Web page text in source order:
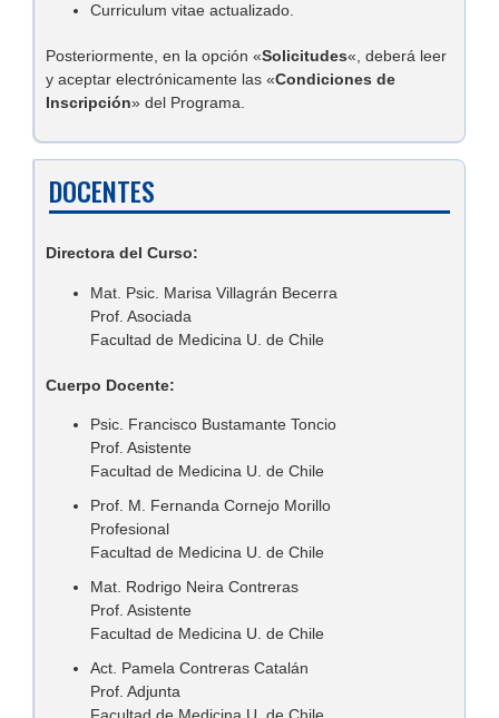
Curriculum vitae actualizado.
Posteriormente, en la opción «Solicitudes«, deberá leer
y aceptar electrónicamente las «Condiciones de
Inscripción» del Programa.
DOCENTES
Directora del Curso:
Mat. Psic. Marisa Villagrán Becerra
Prof. Asociada
Facultad de Medicina U. de Chile
Cuerpo Docente:
Psic. Francisco Bustamante Toncio
Prof. Asistente
Facultad de Medicina U. de Chile
Prof. M. Fernanda Cornejo Morillo
Profesional
Facultad de Medicina U. de Chile
Mat. Rodrigo Neira Contreras
Prof. Asistente
Facultad de Medicina U. de Chile
Act. Pamela Contreras Catalán
Prof. Adjunta